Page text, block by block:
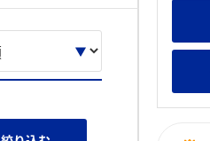
みんなの新卒就職人気企業ラ